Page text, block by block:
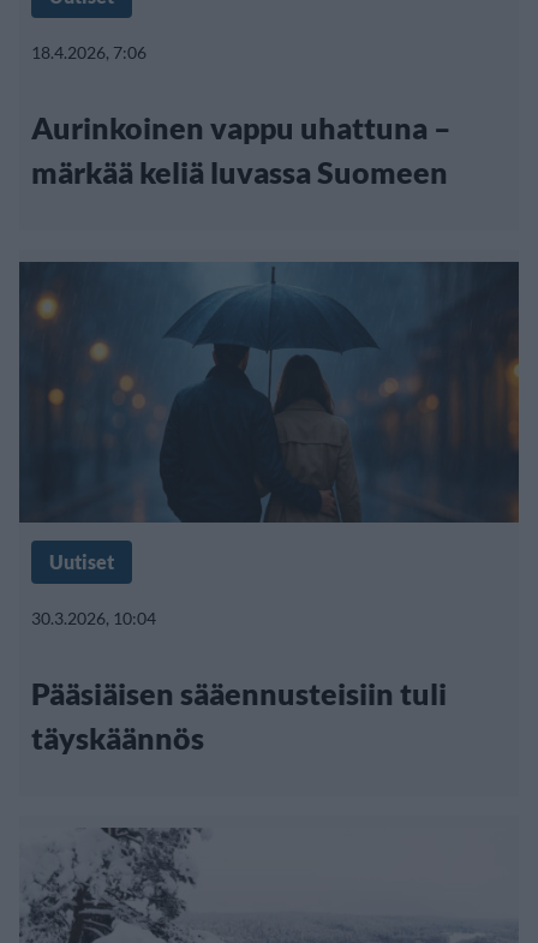
18.4.2026, 7:06
Aurinkoinen vappu uhattuna –
märkää keliä luvassa Suomeen
Uutiset
30.3.2026, 10:04
Pääsiäisen sääennusteisiin tuli
täyskäännös